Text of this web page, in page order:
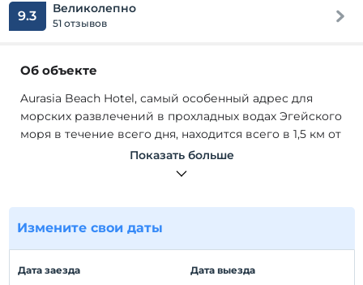
9.3 Великолепно
51 отзывов
Об объекте
Aurasia Beach Hotel, самый особенный адрес для
морских развлечений в прохладных водах Эгейского
моря в течение всего дня, находится всего в 1,5 км от
центра города и развлечений. на расстоянии. Он
продолжает принимать своих гостей в течение 12
современным дизайном интерьера, полулюксами и
номерами гранд-люкс, которые были специально
красивый вид на море. Побережье Узуняли, где
Показать больше
Измените свои даты
Дата заезда Дата выезда